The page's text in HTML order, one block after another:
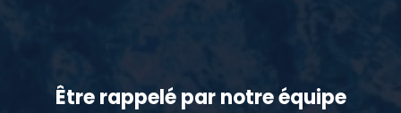
Être rappelé par notre équipe